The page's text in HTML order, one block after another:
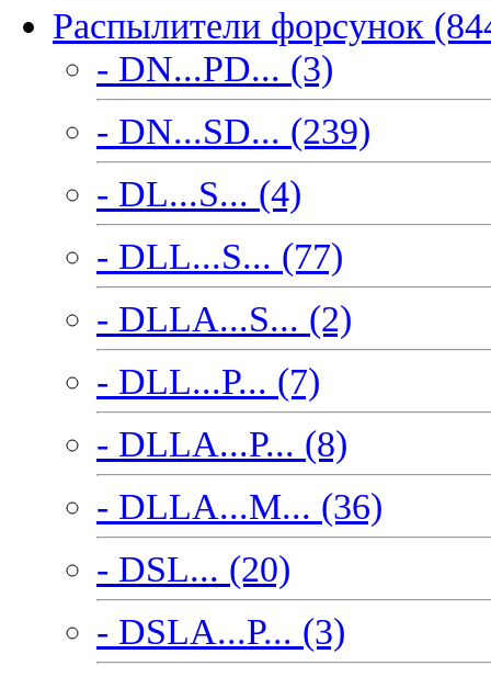
Распылители форсунок
- DN...PD... (3)
- DN...SD... (239)
- DL...S... (4)
- DLL...S... (77)
- DLLA...S... (2)
- DLL...P... (7)
- DLLA...P... (8)
- DLLA...M... (36)
- DSL... (20)
- DSLA...P... (3)